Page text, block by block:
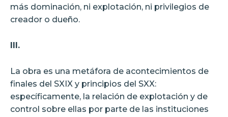
más dominación, ni explotación, ni privilegios de
creador o dueño.
III.
La obra es una metáfora de acontecimientos de
finales del SXIX y principios del SXX:
específicamente, la relación de explotación y de
control sobre ellas por parte de las instituciones